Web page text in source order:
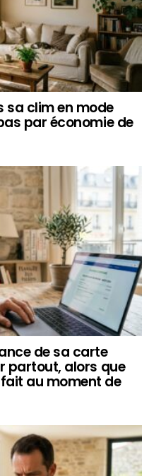
sa clim en mode
par économie de
de sa carte
partout, alors que
au moment de